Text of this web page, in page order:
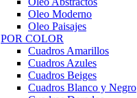
Oleo Moderno
Oleo Paisajes
POR COLOR
Cuadros Amarillos
Cuadros Azules
Cuadros Beiges
Cuadros Blanco y Negro